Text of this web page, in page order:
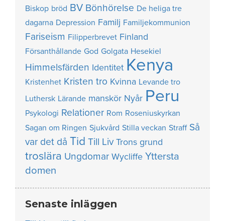
Biskop bröd BV Bönhörelse De heliga tre
dagarna Depression Familj Familjekommunion
Fariseism Filipperbrevet Finland
Försanthållande God Golgata Hesekiel
Himmelsfärden Identitet Kenya
Kristenhet Kristen tro Kvinna Levande tro
Luthersk Lärande manskör Nyår Peru
Psykologi Relationer Rom Roseniuskyrkan
Sagan om Ringen Sjukvård Stilla veckan Straff Så
var det då Tid Till Liv Trons grund
troslära Ungdomar Wycliffe Yttersta
domen
Senaste inläggen